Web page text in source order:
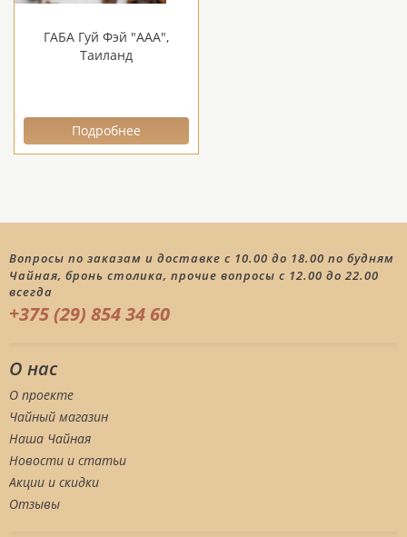
ГАБА Гуй Фэй "ААА",
Таиланд
Подробнее
Вопросы по заказам и доставке с 10.00 до 18.00 по будням
Чайная, бронь столика, прочие вопросы с 12.00 до 22.00
всегда
+375 (29) 854 34 60
О нас
О проекте
Чайный магазин
Наша Чайная
Новости и статьи
Акции и скидки
Отзывы